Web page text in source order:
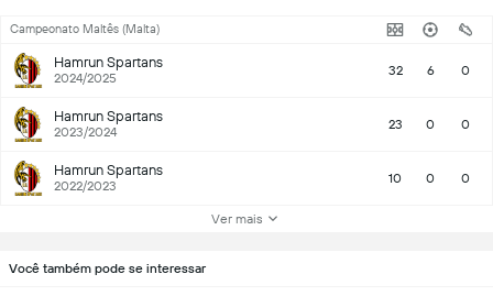
Campeonato Maltês (Malta)
Hamrun Spartans
2024/2025 32 6 0
Hamrun Spartans
2023/2024 23 0 0
Hamrun Spartans
2022/2023 10 0 0
Ver mais
Você também pode se interessar